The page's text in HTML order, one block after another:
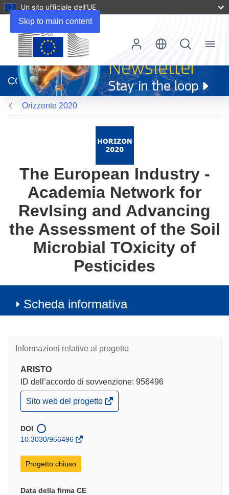
Skip to main content
Un sito ufficiale dell’UE
apre
in
una
nuova
finestra)
CORDIS
Menu
Orizzonte 2020
The European Industry -
Academia Network for
RevIsing and Advancing
the Assessment of the Soil
Microbial TOxicity of
Pesticides
Scheda informativa
Informazioni relative al progetto
ARISTO
ID dell’accordo di sovvenzione: 956496
(si
apre
una
nuova
Sito web del progetto
DOI
10.3030/956496
Progetto chiuso
Data della firma CE